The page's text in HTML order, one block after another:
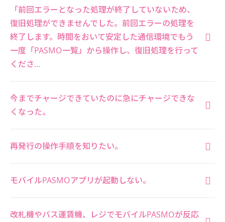
「前回エラーとなった処理が終了していないため、
復旧処理ができませんでした。前回エラーの処理を
終了します。時間をおいて安定した通信環境でもう
一度「PASMO一覧」から操作し、復旧処理を行って
くださ...
今までチャージできていたのに急にチャージできな
くなった。
再発行の操作手順を知りたい。
モバイルPASMOアプリが起動しない。
改札機やバス運賃機、レジでモバイルPASMOが反応